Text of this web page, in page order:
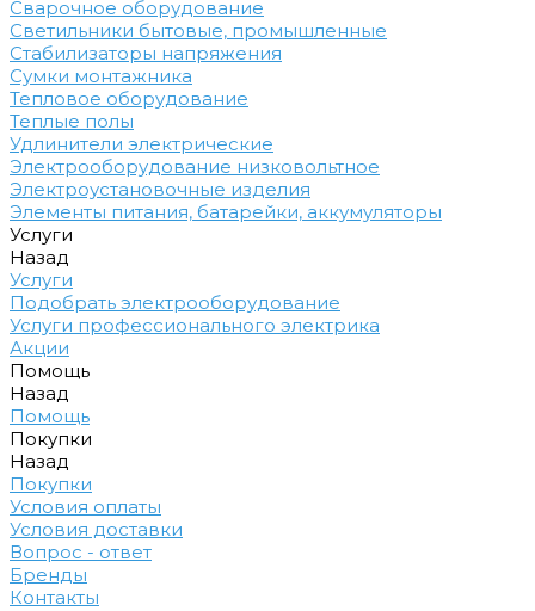
Сварочное оборудование
Светильники бытовые, промышленные
Стабилизаторы напряжения
Сумки монтажника
Тепловое оборудование
Теплые полы
Удлинители электрические
Электрооборудование низковольтное
Электроустановочные изделия
Элементы питания, батарейки, аккумуляторы
Услуги
Назад
Услуги
Подобрать электрооборудование
Услуги профессионального электрика
Акции
Помощь
Назад
Помощь
Покупки
Назад
Покупки
Условия оплаты
Условия доставки
Вопрос - ответ
Бренды
Контакты